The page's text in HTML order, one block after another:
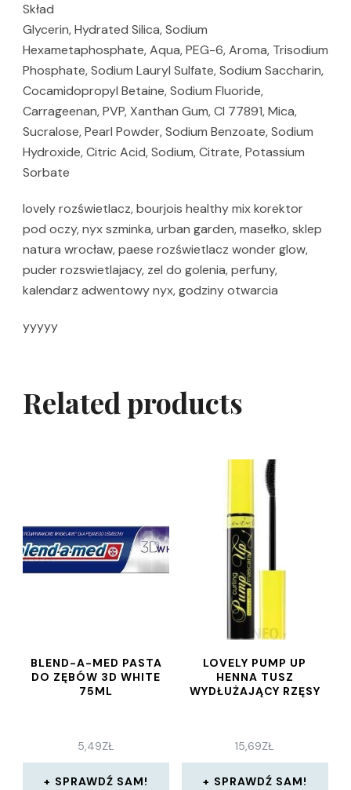
Skład
Glycerin, Hydrated Silica, Sodium
Hexametaphosphate, Aqua, PEG-6, Aroma, Trisodium
Phosphate, Sodium Lauryl Sulfate, Sodium Saccharin,
Cocamidopropyl Betaine, Sodium Fluoride,
Carrageenan, PVP, Xanthan Gum, CI 77891, Mica,
Sucralose, Pearl Powder, Sodium Benzoate, Sodium
Hydroxide, Citric Acid, Sodium, Citrate, Potassium
Sorbate
lovely rozświetlacz, bourjois healthy mix korektor
pod oczy, nyx szminka, urban garden, masełko, sklep
natura wrocław, paese rozświetlacz wonder glow,
puder rozswietlajacy, zel do golenia, perfuny,
kalendarz adwentowy nyx, godziny otwarcia
yyyyy
Related products
BLEND-A-MED PASTA
DO ZĘBÓW 3D WHITE
75ML
5,49ZŁ
SPRAWDŹ SAM!
LOVELY PUMP UP
HENNA TUSZ
WYDŁUŻAJĄCY RZĘSY
15,69ZŁ
SPRAWDŹ SAM!